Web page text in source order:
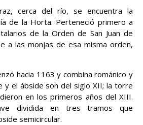
cerca del río, se encuentra la
de la Horta. Perteneció primero a
de la Orden de San Juan de
a las monjas de esa misma orden,
hacia 1163 y combina románico y
y el ábside son del siglo XII; la torre
en los primeros años del XIII.
dividida en tres tramos que
semicircular.